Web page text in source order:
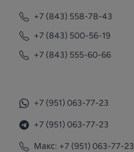
+7 (843) 558-78-43
+7 (843) 500-56-19
+7 (843) 555-60-66
+7 (951) 063-77-23
+7 (951) 063-77-23
Макс: +7 (951) 063-77-23